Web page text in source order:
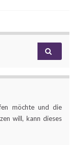
möchte und die
will, kann dieses